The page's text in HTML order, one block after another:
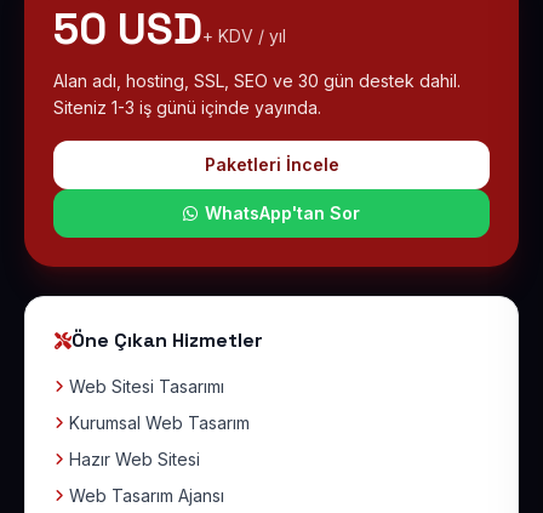
50 USD+ KDV / yıl
Alan adı, hosting, SSL, SEO ve 30 gün destek dahil.
Siteniz 1-3 iş günü içinde yayında.
Paketleri İncele
WhatsApp'tan Sor
Öne Çıkan Hizmetler
Web Sitesi Tasarımı
Kurumsal Web Tasarım
Hazır Web Sitesi
Web Tasarım Ajansı